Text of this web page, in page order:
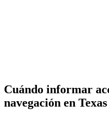
Cuándo informar
navegación en Texas